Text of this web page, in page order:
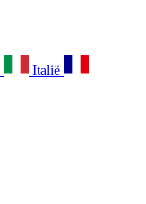
Italië